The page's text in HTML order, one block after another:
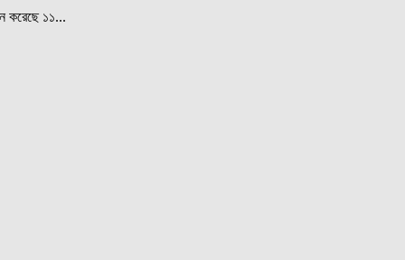
করেছে ১১...